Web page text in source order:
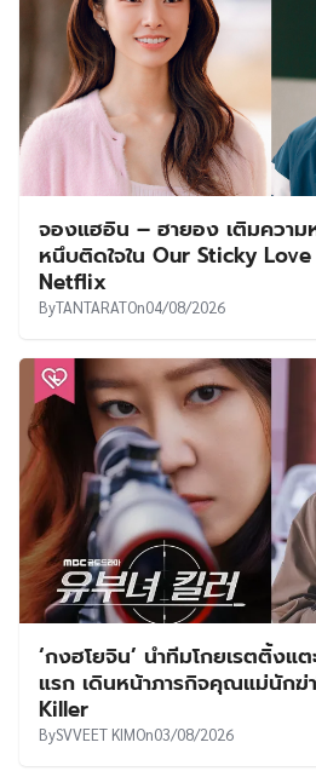
จองแฮอิน – ฮายอง เติมความ
หนึบติดใจใน Our Sticky
Netflix
ByTANTARATOn04/08/2026
‘กงฮโยจิน’ นำทีมโกยเรตติ้ง
แรก เดินหน้าภารกิจคุณแม่นักฆ่
Killer
BySVVEET KIMOn03/08/2026